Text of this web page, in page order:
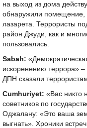
на выход из дома
обнаружили помещение,
лазарета. Террористы
район Джуди, как и
пользовались.
Sabah:
искоренению террора»
ДПН сказали
Cumhuriyet: «Вас никто
советников по
Оджалану: «Это ваша
выгнать». Хроники